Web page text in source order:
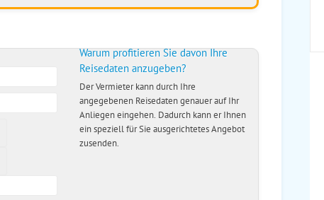
Warum profitieren Sie davon Ihre
Reisedaten anzugeben?
Der Vermieter kann durch Ihre
angegebenen Reisedaten genauer auf Ihr
Anliegen eingehen. Dadurch kann er Ihnen
ein speziell für Sie ausgerichtetes Angebot
zusenden.